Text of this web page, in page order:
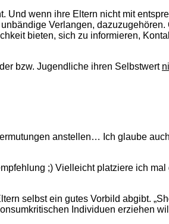
Und wenn ihre Eltern nicht mit
Verlangen,
bieten, sich zu informieren,
bzw. Jugendliche ihren Selbstwert
anstellen… Ich glaube
;) Vielleicht platziere ich mal
selbst ein gutes Vorbild abgibt.
Individuen erziehen